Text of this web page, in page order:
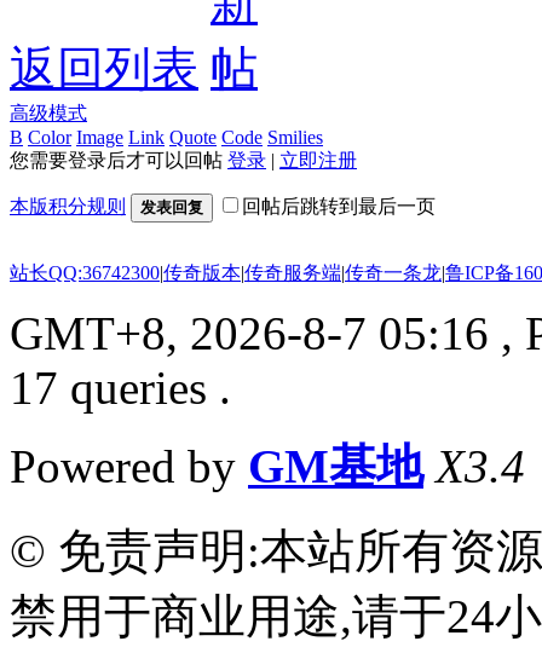
返回列表
高级模式
B Color Image Link Quote Code Smilies
您需要登录后才可以回帖 登录 | 立即注册
本版积分规则 发表回复 回帖后跳转到最后一页
站长QQ:36742300|传奇版本|传奇服务端|传奇一条龙|鲁ICP备
GMT+8, 2026-8-7 05:16 ,
17 queries .
Powered by GM基地 X3.4
© 免责声明:本站所有资
禁用于商业用途,请于24